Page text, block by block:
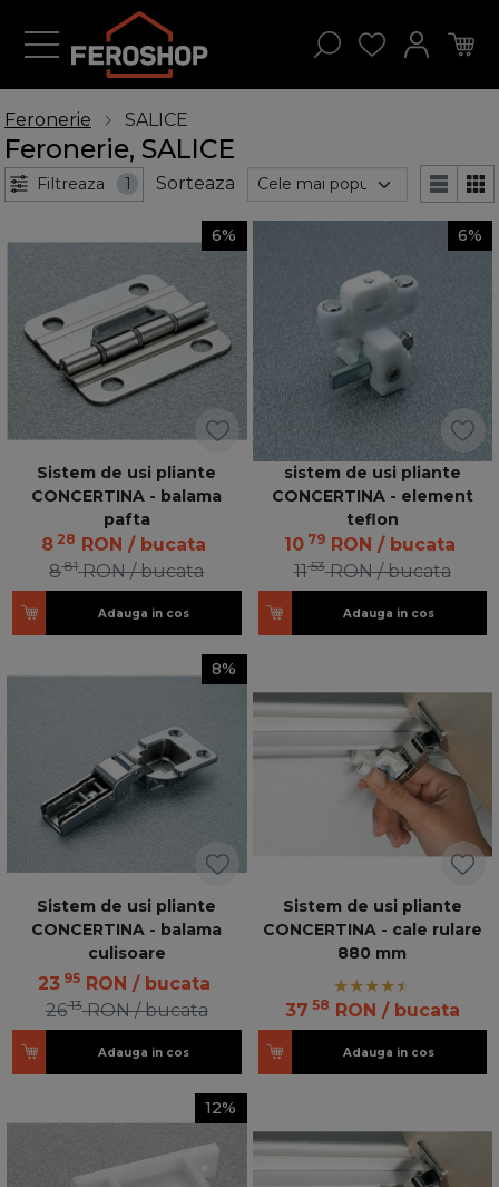
Feronerie SALICE
Feronerie, SALICE
Filtreaza 1 Sorteaza
6%
Sistem de usi pliante
CONCERTINA - balama
pafta
8 28 RON / bucata
881 RON / bucata
Adauga in cos
6%
sistem de usi pliante
CONCERTINA - element
teflon
1079 RON / bucata
1153 RON / bucata
Adauga in cos
8%
Sistem de usi pliante
CONCERTINA - balama
culisoare
23 95 RON / bucata
2613 RON / bucata
Adauga in cos
Sistem de usi pliante
CONCERTINA - cale rulare
880 mm
37 58 RON / bucata
Adauga in cos
12%